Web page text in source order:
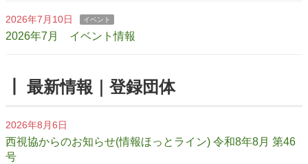
2026年7月10日 イベント
2026年7月 イベント情報
┃ 最新情報｜登録団体
2026年8月6日
西視協からのお知らせ(情報ほっとライン) 令和8年8月 第46
号